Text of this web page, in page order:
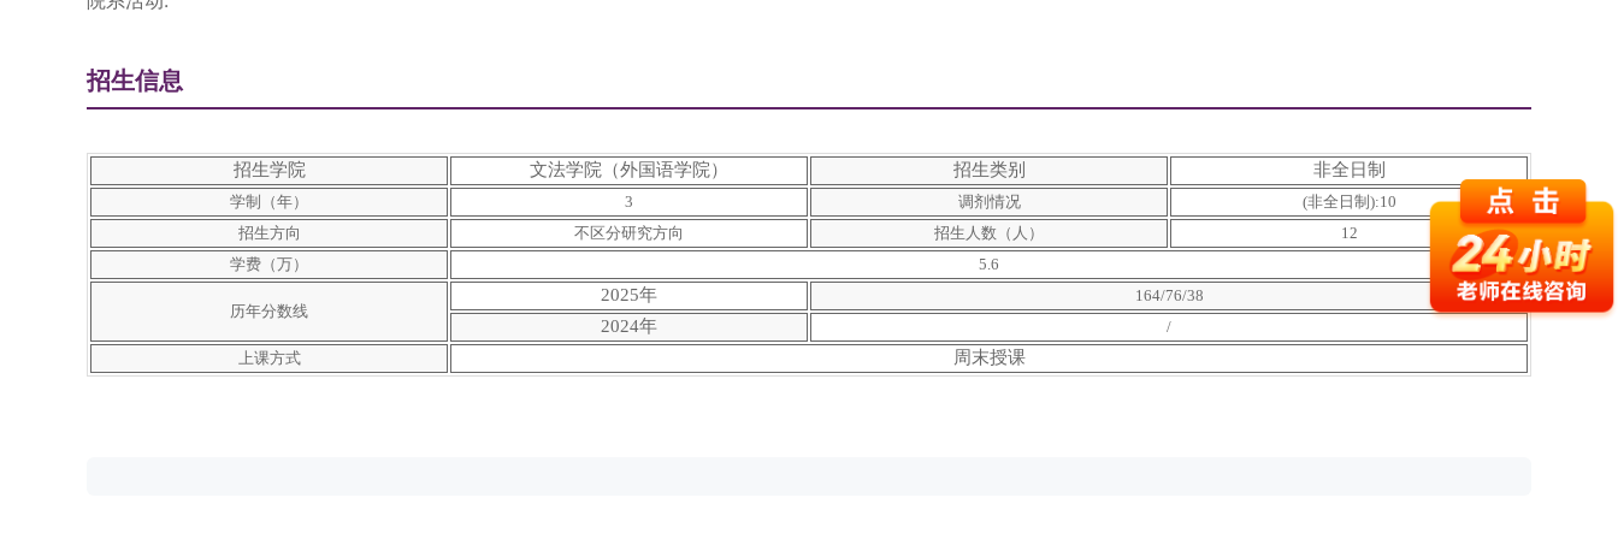
招生信息
招生学院 文法学院（外国语学院） 招生类别 非全日制
学制（年） 3 调剂情况
(非全日制):10
招生方向
不区分研究方向 招生人数（人）
12
学费（万）
5.6
历年分数线
2025年 164/76/38
2024年
/
上课方式
周末授课